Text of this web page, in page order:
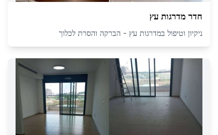
חדר מדרגות עץ
ניקיון וטיפול במדרגות עץ - הברקה והסרת לכלוך